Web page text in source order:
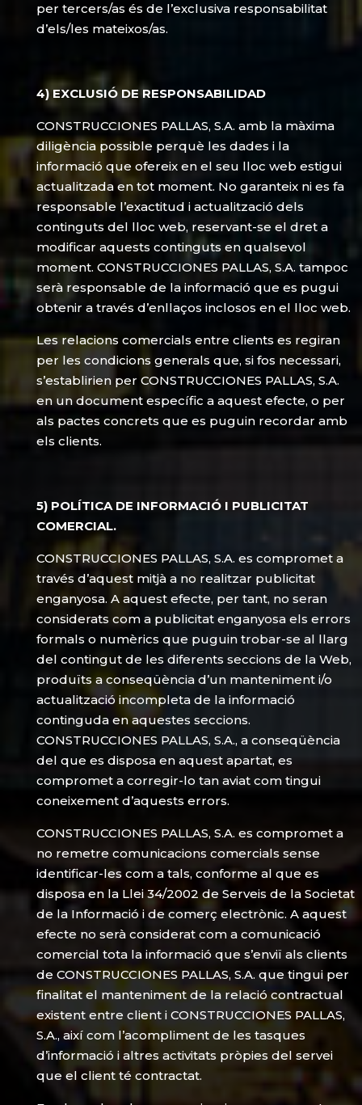
per tercers/as és de l’exclusiva responsabilitat
d’els/les mateixos/as.
4) EXCLUSIÓ DE RESPONSABILIDAD
CONSTRUCCIONES PALLAS, S.A. amb la màxima
diligència possible perquè les dades i la
informació que ofereix en el seu lloc web estigui
actualitzada en tot moment. No garanteix ni es fa
responsable l’exactitud i actualització dels
continguts del lloc web, reservant-se el dret a
modificar aquests continguts en qualsevol
moment. CONSTRUCCIONES PALLAS, S.A. tampoc
serà responsable de la informació que es pugui
obtenir a través d’enllaços inclosos en el lloc web.
Les relacions comercials entre clients es regiran
per les condicions generals que, si fos necessari,
s’establirien per CONSTRUCCIONES PALLAS, S.A.
en un document específic a aquest efecte, o per
als pactes concrets que es puguin recordar amb
els clients.
5) POLÍTICA DE INFORMACIÓ I PUBLICITAT
COMERCIAL.
CONSTRUCCIONES PALLAS, S.A. es compromet a
través d’aquest mitjà a no realitzar publicitat
enganyosa. A aquest efecte, per tant, no seran
considerats com a publicitat enganyosa els errors
formals o numèrics que puguin trobar-se al llarg
del contingut de les diferents seccions de la Web,
produïts a conseqüència d’un manteniment i/o
actualització incompleta de la informació
continguda en aquestes seccions.
CONSTRUCCIONES PALLAS, S.A., a conseqüència
del que es disposa en aquest apartat, es
compromet a corregir-lo tan aviat com tingui
coneixement d’aquests errors.
CONSTRUCCIONES PALLAS, S.A. es compromet a
no remetre comunicacions comercials sense
identificar-les com a tals, conforme al que es
disposa en la Llei 34/2002 de Serveis de la Societat
de la Informació i de comerç electrònic. A aquest
efecte no serà considerat com a comunicació
comercial tota la informació que s’enviï als clients
de CONSTRUCCIONES PALLAS, S.A. que tingui per
finalitat el manteniment de la relació contractual
existent entre client i CONSTRUCCIONES PALLAS,
S.A., així com l’acompliment de les tasques
d’informació i altres activitats pròpies del servei
que el client té contractat.